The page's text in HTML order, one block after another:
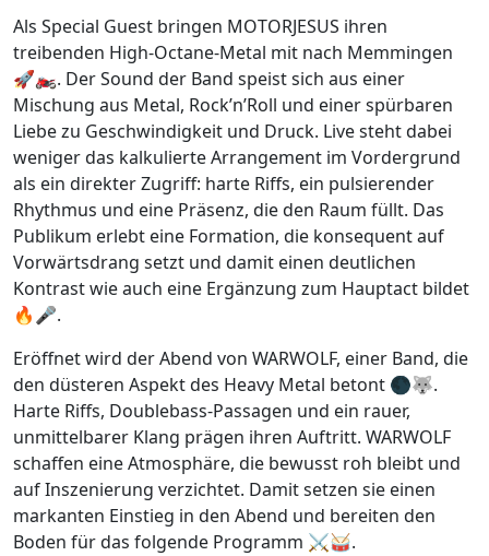
Als Special Guest bringen MOTORJESUS ihren
treibenden High-Octane-Metal mit nach Memmingen
🚀🏍️. Der Sound der Band speist sich aus einer
Mischung aus Metal, Rock’n’Roll und einer spürbaren
Liebe zu Geschwindigkeit und Druck. Live steht dabei
weniger das kalkulierte Arrangement im Vordergrund
als ein direkter Zugriff: harte Riffs, ein pulsierender
Rhythmus und eine Präsenz, die den Raum füllt. Das
Publikum erlebt eine Formation, die konsequent auf
Vorwärtsdrang setzt und damit einen deutlichen
Kontrast wie auch eine Ergänzung zum Hauptact bildet
🔥🎤.
Eröffnet wird der Abend von WARWOLF, einer Band, die
den düsteren Aspekt des Heavy Metal betont 🌑🐺.
Harte Riffs, Doublebass-Passagen und ein rauer,
unmittelbarer Klang prägen ihren Auftritt. WARWOLF
schaffen eine Atmosphäre, die bewusst roh bleibt und
auf Inszenierung verzichtet. Damit setzen sie einen
markanten Einstieg in den Abend und bereiten den
Boden für das folgende Programm ⚔️🥁.